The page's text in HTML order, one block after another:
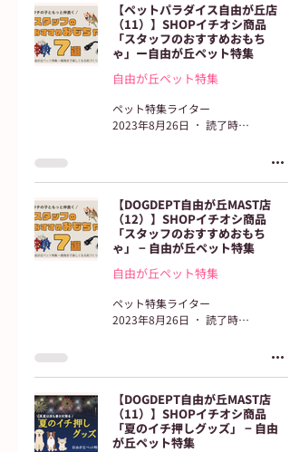
【ペットパラダイス自由が丘店
（11）】SHOPイチオシ商品
「スタッフのおすすめおもち
ゃ」ー自由が丘ペット特集
自由が丘ペット特集
ペット特集ライター
2023年8月26日
読了時間: 2分
【DOGDEPT自由が丘MAST店
（12）】SHOPイチオシ商品
「スタッフのおすすめおもち
ゃ」 − 自由が丘ペット特集
自由が丘ペット特集
ペット特集ライター
2023年8月26日
読了時間: 2分
【DOGDEPT自由が丘MAST店
（11）】SHOPイチオシ商品
「夏のイチ押しグッズ」 − 自由
が丘ペット特集